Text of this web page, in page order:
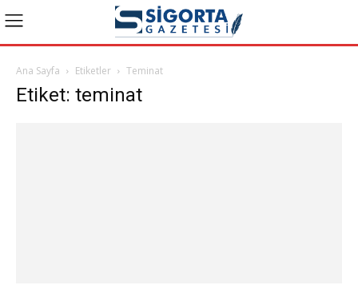
Ana Sayfa Etiketler Teminat
Etiket: teminat